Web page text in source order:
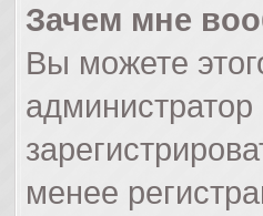
Зачем мне
Вы можете
менее